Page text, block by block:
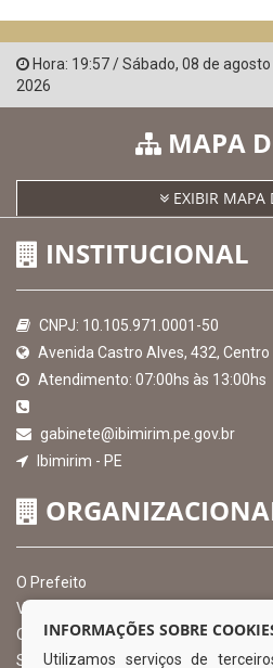
Hora: 19:57/Sábado, 08 de agosto
2026
MAPA
EXIBIR MAPA
INSTITUCIONAL
CNPJ: 10.105.971.0001-50
Avenida Castro Alves, 432, Centro
Atendimento: 07:00hs às 13:00hs
gabinete@ibimirim.pe.gov.br
Ibimirim - PE
O Prefeito
Vice Prefeito
Ouvidoria Municipal
Serviço de Informação ao Cidadão –
INFORMAÇÕES SOBRE
Utilizamos serviços de